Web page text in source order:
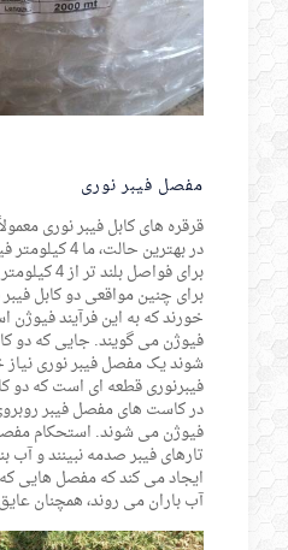
مفصل فیبر نوری
در بهترین
برای فواصل
برای چنین مواقعی دو کابل
خورند که به این فرآیند فیوژن
فیوژن می گویند. جایی که دو
شوند یک مفصل فیبر نوری
فیبرنوری قطعه ای است که دو
در کاست های مفصل فیبر
فیوژن می شوند. استحکام
تارهای فیبر صدمه نبینند و آب
ایجاد می کند که مفصل هایی
آب باران می روند، همچنان عایق